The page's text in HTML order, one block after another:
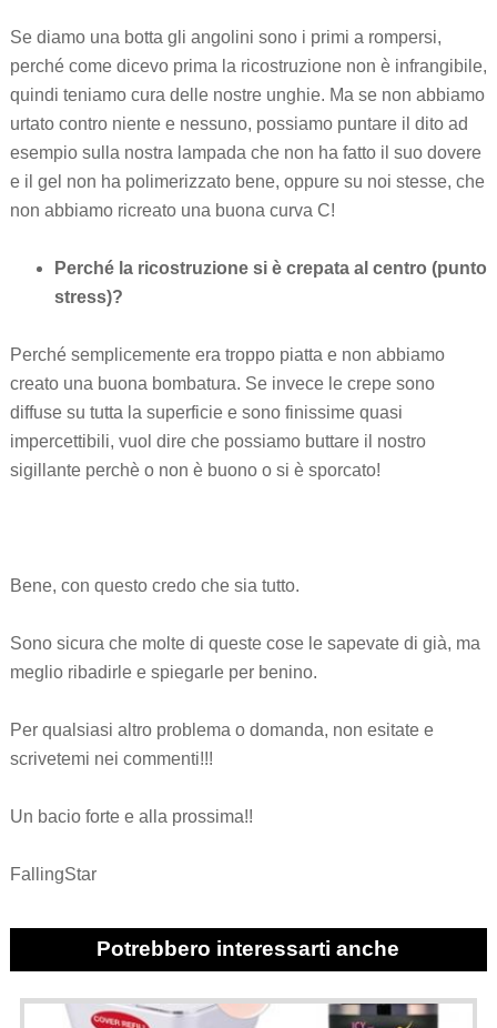
Se diamo una botta gli angolini sono i primi a rompersi,
perché come dicevo prima la ricostruzione non è infrangibile,
quindi teniamo cura delle nostre unghie. Ma se non abbiamo
urtato contro niente e nessuno, possiamo puntare il dito ad
esempio sulla nostra lampada che non ha fatto il suo dovere
e il gel non ha polimerizzato bene, oppure su noi stesse, che
non abbiamo ricreato una buona curva C!
Perché la ricostruzione si è crepata al centro (punto
stress)?
Perché semplicemente era troppo piatta e non abbiamo
creato una buona bombatura. Se invece le crepe sono
diffuse su tutta la superficie e sono finissime quasi
impercettibili, vuol dire che possiamo buttare il nostro
sigillante perchè o non è buono o si è sporcato!
Bene, con questo credo che sia tutto.
Sono sicura che molte di queste cose le sapevate di già, ma
meglio ribadirle e spiegarle per benino.
Per qualsiasi altro problema o domanda, non esitate e
scrivetemi nei commenti!!!
Un bacio forte e alla prossima!!
FallingStar
Potrebbero interessarti anche